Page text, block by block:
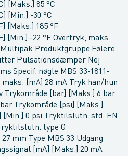
[Maks.] 85 °C
[Min.] -30 °C
[Maks.] 185 °F
[Min.] -22 °F Overtryk, maks.
Produktgruppe Følere
Pulsationsdæmper Nej
Specif. nøgle MBS 33-1811-
[mA] 28 mA Tryk han/hun
Trykområde [bar] [Maks.] 6 bar
Trykområde [psi] [Maks.]
[Min.] 0 psi Tryktilslutn. std. EN
type G
mm Type MBS 33 Udgang
[mA] [Maks.] 20 mA